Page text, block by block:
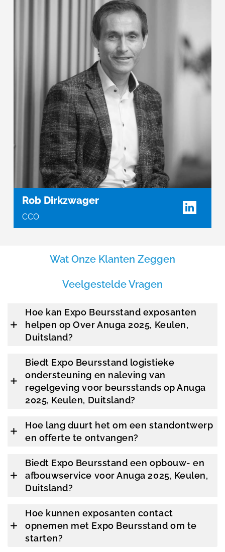
Rob Dirkzwager
CCO
Wat Onze Klanten Zeggen
Veelgestelde Vragen
Hoe kan Expo Beursstand exposanten
helpen op Over Anuga 2025, Keulen,
Duitsland?
Biedt Expo Beursstand logistieke
ondersteuning en naleving van
regelgeving voor beursstands op Anuga
2025, Keulen, Duitsland?
Hoe lang duurt het om een standontwerp
en offerte te ontvangen?
Biedt Expo Beursstand een opbouw- en
afbouwservice voor Anuga 2025, Keulen,
Duitsland?
Hoe kunnen exposanten contact
opnemen met Expo Beursstand om te
starten?